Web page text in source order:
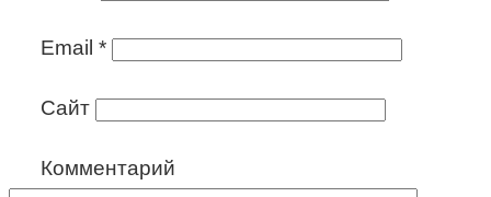
Email *
Сайт
Комментарий